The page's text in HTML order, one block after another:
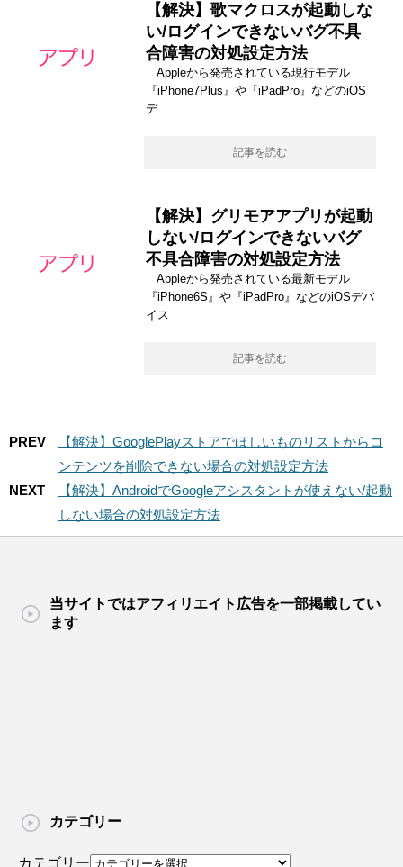
【解決】歌マクロスが起動しな
い/ログインできないバグ不具
合障害の対処設定方法
Appleから発売されている現行モデル
『iPhone7Plus』や『iPadPro』などのiOS
デ
記事を読む
【解決】グリモアアプリが起動
しない/ログインできないバグ
不具合障害の対処設定方法
Appleから発売されている最新モデル
『iPhone6S』や『iPadPro』などのiOSデバ
イス
記事を読む
PREV
【解決】GooglePlayストアでほしいものリストからコ
ンテンツを削除できない場合の対処設定方法
NEXT
【解決】AndroidでGoogleアシスタントが使えない/起動
しない場合の対処設定方法
当サイトではアフィリエイト広告を一部掲載してい
ます
カテゴリー
カテゴリー